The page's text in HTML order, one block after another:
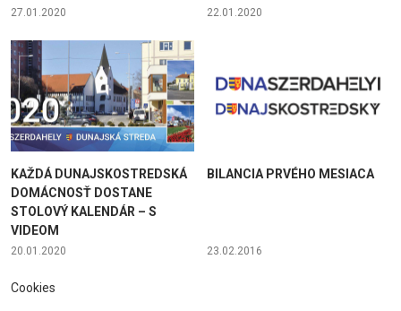
27.01.2020 22.01.2020
KAŽDÁ DUNAJSKOSTREDSKÁ
DOMÁCNOSŤ DOSTANE
STOLOVÝ KALENDÁR – S
VIDEOM
20.01.2020
BILANCIA PRVÉHO MESIACA
23.02.2016
Cookies